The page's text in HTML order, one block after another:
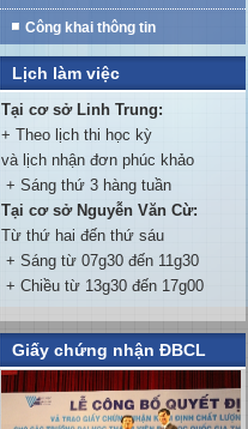
Công khai thông tin
Lịch làm việc
Tại cơ sở Linh Trung:
+ Theo lịch thi học kỳ
và lịch nhận đơn phúc khảo
+ Sáng thứ 3 hàng tuần
Tại cơ sở Nguyễn Văn Cừ:
Từ thứ hai đến thứ sáu
+ Sáng từ 07g30 đến 11g30
+ Chiều từ 13g30 đến 17g00
Giấy chứng nhận ĐBCL